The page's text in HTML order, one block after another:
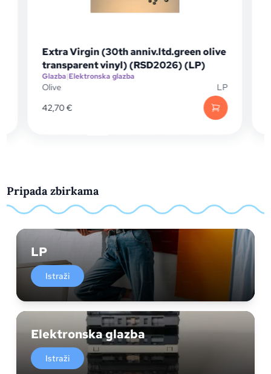
Extra Virgin (30th anniv.ltd.green olive
transparent vinyl) (RSD2026) (LP)
Glazba|Elektronska glazba
Olive
LP
42,70€
Pripada zbirkama
LP
Istraži
Elektronska glazba
Istraži